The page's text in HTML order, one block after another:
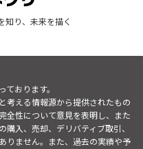
知り、未来を描く
おります。
考える情報源から提供されたもの
全性について意見を表明し、また
入、売却、デリバティブ取引、
りません。また、過去の実績や予